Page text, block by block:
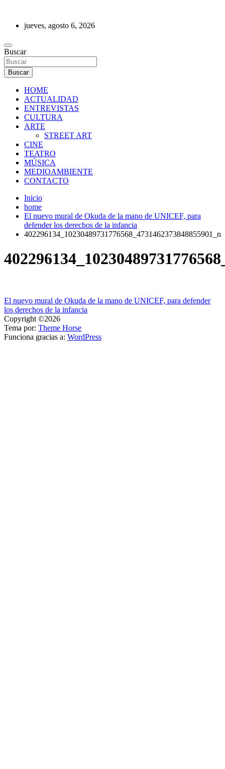
contenidojueves, agosto 6, 2026
REVISTA DE PRENSA
Buscar
Buscar
HOME
ACTUALIDAD
ENTREVISTAS
CULTURA
ARTE
STREET ART
CINE
TEATRO
MÚSICA
MEDIOAMBIENTE
CONTACTO
Inicio
home
El nuevo mural de Okuda de la mano de UNICEF, para
defender los derechos de la infancia
402296134_10230489731776568_4731462373848855901_n
Navegación
de
entradas
El nuevo mural de Okuda de la mano de UNICEF, para defender
los derechos de la infancia
Copyright ©2026
Tema por: Theme Horse
Funciona gracias a: WordPress